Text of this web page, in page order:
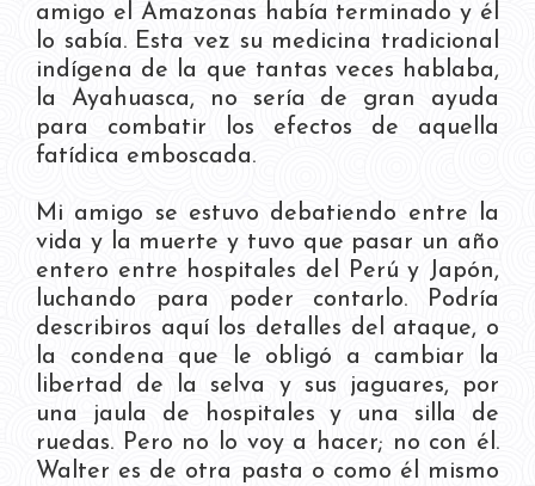
amigo el Amazonas había terminado y él
lo sabía. Esta vez su medicina tradicional
indígena de la que tantas veces hablaba,
la Ayahuasca, no sería de gran ayuda
para combatir los efectos de aquella
fatídica emboscada.
Mi amigo se estuvo debatiendo entre la
vida y la muerte y tuvo que pasar un año
entero entre hospitales del Perú y Japón,
luchando para poder contarlo. Podría
describiros aquí los detalles del ataque, o
la condena que le obligó a cambiar la
libertad de la selva y sus jaguares, por
una jaula de hospitales y una silla de
ruedas. Pero no lo voy a hacer; no con él.
Walter es de otra pasta o como él mismo